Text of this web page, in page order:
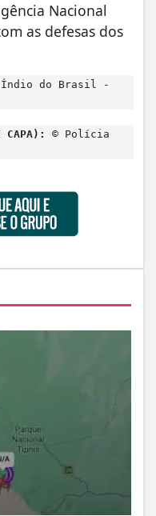
Nacional
as defesas dos
do Brasil -
CAPA):
© Polícia